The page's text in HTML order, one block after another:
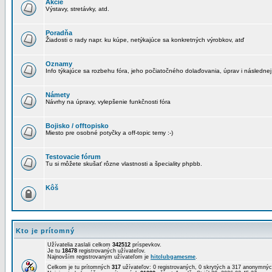
Akcie
Výstavy, stretávky, atd.
Poradňa
Žiadosti o rady napr. ku kúpe, netýkajúce sa konkretných výrobkov, atď
Oznamy
Info týkajúce sa rozbehu fóra, jeho počiatočného dolaďovania, úprav i následnej
Námety
Návrhy na úpravy, vylepšenie funkčnosti fóra
Bojisko / offtopisko
Miesto pre osobné potyčky a off-topic temy :-)
Testovacie fórum
Tu si môžete skušať rôzne vlastnosti a špeciality phpbb.
Kôš
Kto je prítomný
Užívatelia zaslali celkom 342512 príspevkov.
Je tu 18478 registrovaných užívateľov.
Najnovším registrovaným užívateľom je hitclubgamesme.
Celkom je tu prítomných 317 užívateľov: 0 registrovaných, 0 skrytých a 317